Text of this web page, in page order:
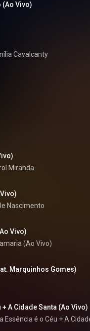
(Ao Vivo)
Cavalcanty
Miranda
Nascimento
Vivo)
(Ao Vivo)
Marquinhos Gomes)
A Cidade Santa (Ao Vivo)